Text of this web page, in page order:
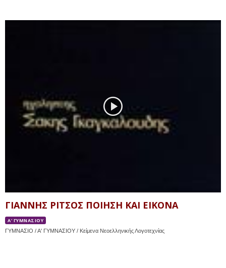
ΓΙΑΝΝΗΣ ΡΙΤΣΟΣ ΠΟΙΗΣΗ ΚΑΙ ΕΙΚΟΝΑ
Α' ΓΥΜΝΑΣΙΟΥ
ΓΥΜΝΑΣΙΟ / Α' ΓΥΜΝΑΣΙΟΥ / Κείμενα Νεοελληνικής Λογοτεχνίας